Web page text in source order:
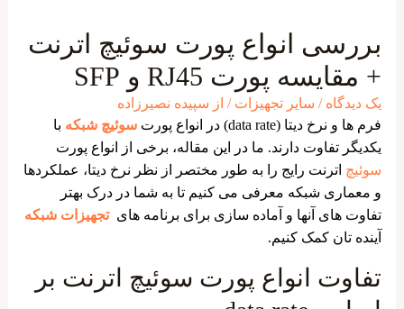
بررسی انواع پورت سوئیچ اترنت
+ مقایسه پورت RJ45 و SFP
یک دیدگاه / سایر تجهیزات / از سپیده نصیرزاده
فرم ها و نرخ دیتا (data rate) در انواع پورت
سوئیچ شبکه با
یکدیگر تفاوت دارند. ما در این مقاله، برخی از انواع پورت
سوئیچ اترنت رایج را به طور مختصر از نظر نرخ دیتا، عملکردها
و معماری شبکه معرفی می کنیم تا به شما در درک بهتر
تفاوت های آنها و آماده سازی برای برنامه هایتجهیزات شبکه
آینده تان کمک کنیم.
تفاوت انواع پورت سوئیچ اترنت بر